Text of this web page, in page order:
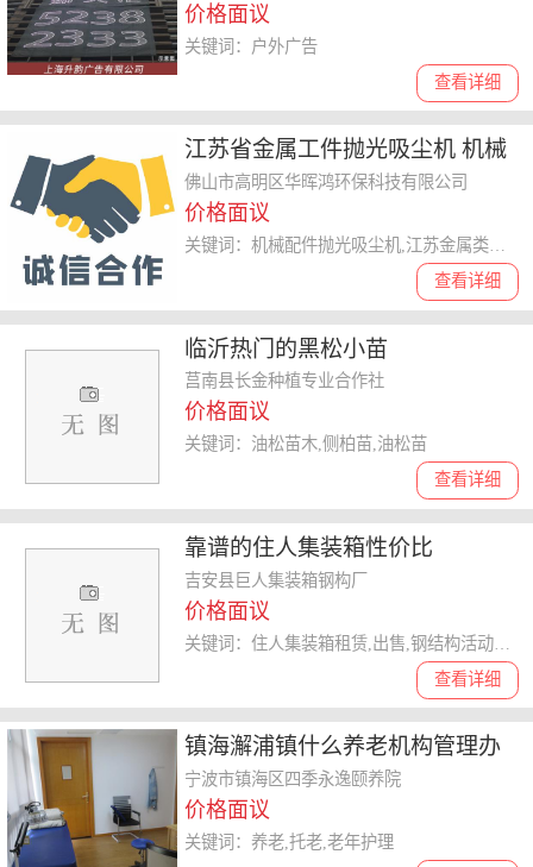
价格面议
查看详细
关键词：户外广告
江苏省金属工件抛光吸尘机 机械
配件抛光吸尘机好用
佛山市高明区华晖鸿环保科技有限公司
价格面议
查看详细
临沂热门的黑松小苗
莒南县长金种植专业合作社
价格面议
查看详细
关键词：油松苗木,侧柏苗,油松苗
靠谱的住人集装箱性价比
吉安县巨人集装箱钢构厂
价格面议
查看详细
镇海澥浦镇什么养老机构管理办
法价格
宁波市镇海区四季永逸颐养院
价格面议
关键词：养老,托老,老年护理